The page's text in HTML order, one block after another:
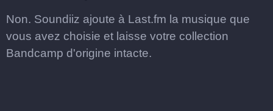
Non. Soundiiz ajoute à Last.fm la musique que
vous avez choisie et laisse votre collection
Bandcamp d'origine intacte.